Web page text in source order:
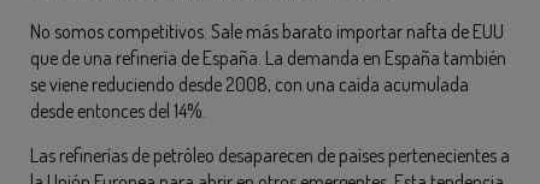
No somos competitivos. Sale más barato importar nafta de EUU
que de una refinería de España. La demanda en España también
se viene reduciendo desde 2008, con una caída acumulada
desde entonces del 14%.
Las refinerías de petróleo desaparecen de países pertenecientes a